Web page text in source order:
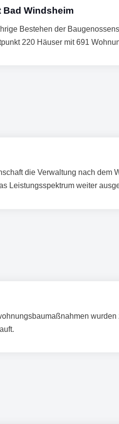
Windsheim
Bestehen der
220 Häuser mit 691
die Verwaltung nach
Leistungsspektrum weiter